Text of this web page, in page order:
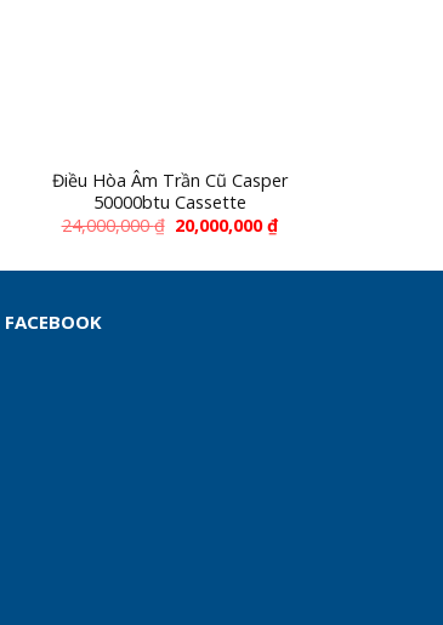
Điều Hòa Âm Trần Cũ Casper
50000btu Cassette
24,000,000₫ 20,000,000₫
FACEBOOK